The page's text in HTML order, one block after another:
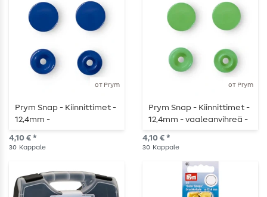
от Prym
Prym Snap - Kiinnittimet -
12,4mm -
kuninkaansininen - 30 kpl
4,10 € *
30 Kappale
от Prym
Prym Snap - Kiinnittimet -
12,4mm - vaaleanvihreä -
30 kpl
4,10 € *
30 Kappale